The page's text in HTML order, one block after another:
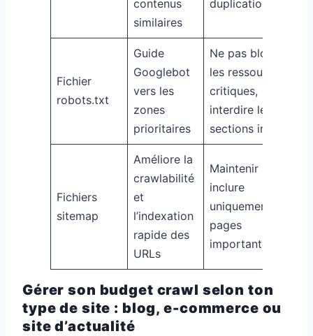
contenus
similaires
duplications
Fichier
robots.txt
Guide
Googlebot
vers les
zones
prioritaires
Ne pas bloquer
les ressources
critiques,
interdire les
sections inutiles
Fichiers
sitemap
Améliore la
crawlabilité
et
l’indexation
rapide des
URLs
Maintenir à jour,
inclure
uniquement les
pages
importantes
Gérer son budget crawl selon ton
type de site : blog, e-commerce ou
site d’actualité